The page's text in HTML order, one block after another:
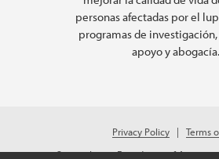
personas afectadas por el
programas de
apoyo y abogacía.
Privacy Policy
Terms
© 2026 Lupus Foundation of America.